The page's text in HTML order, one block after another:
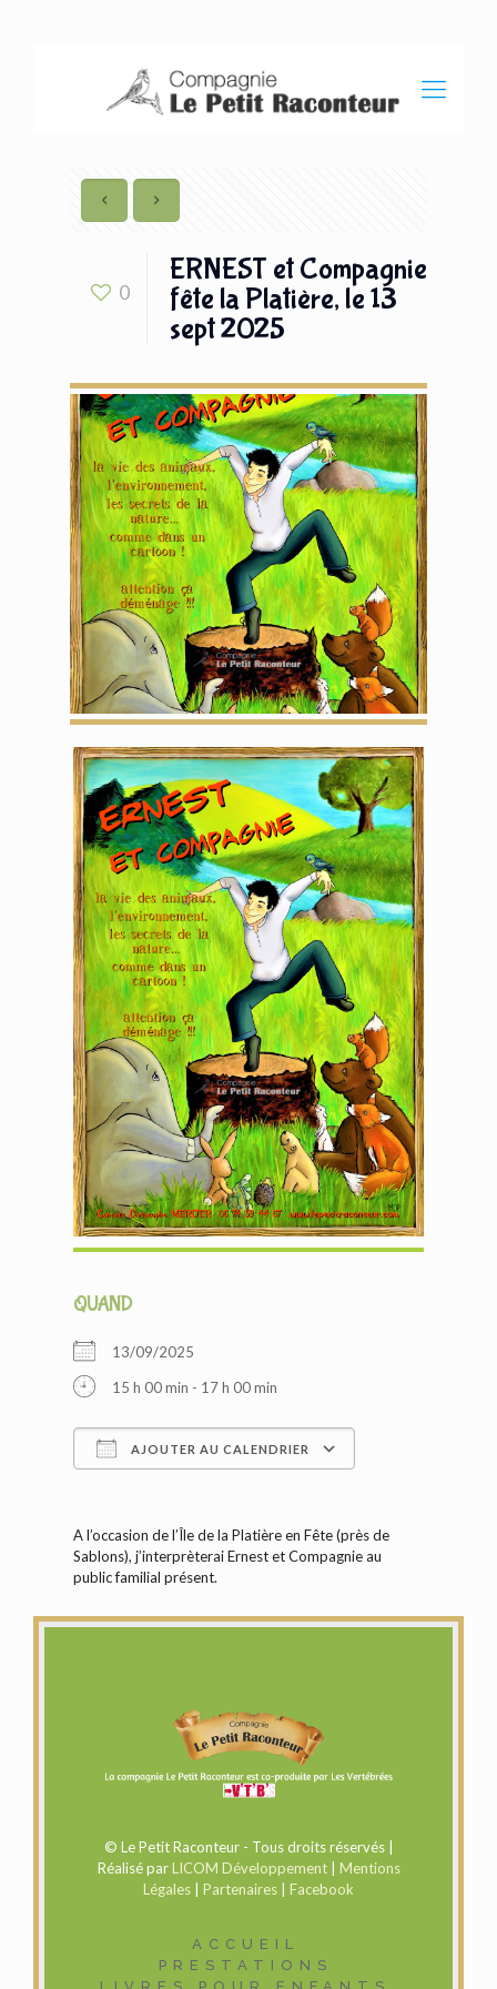
0
ERNEST et Compagnie
fête la Platière, le 13
sept 2025
QUAND
13/09/2025
15 h 00 min - 17 h 00 min
AJOUTER AU CALENDRIER
A l’occasion de l’Île de la Platière en Fête (près de
Sablons), j’interprèterai Ernest et Compagnie au
public familial présent.
© Le Petit Raconteur - Tous droits réservés |
Réalisé parLICOM Développement| Mentions
Légales
Partenaires Facebook
ACCUEIL
PRESTATIONS